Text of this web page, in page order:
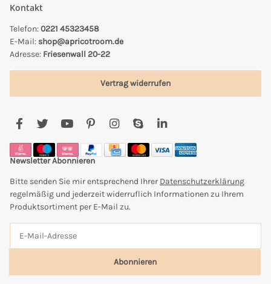
Kontakt
Telefon:0221 45323458
E-Mail: shop@apricotroom.de
Adresse: Friesenwall 20-22
Vertrag widerrufen
Newsletter Abonnieren
Bitte senden Sie mir entsprechend Ihrer Datenschutzerklärung
regelmäßig und jederzeit widerruflich Informationen zu Ihrem
Produktsortiment per E-Mail zu.
Abonnieren